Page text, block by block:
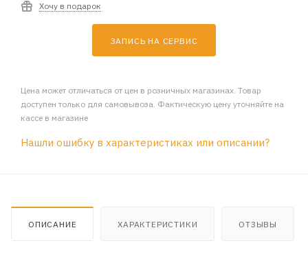
Хочу в подарок
ЗАПИСЬ НА СЕРВИС
Цена может отличаться от цен в розничных магазинах. Товар
доступен только для самовывоза. Фактическую цену уточняйте на
кассе в магазине
Нашли ошибку в характеристиках или описании?
ОПИСАНИЕ ХАРАКТЕРИСТИКИ ОТЗЫВЫ